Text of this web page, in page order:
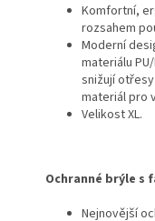
Komfortní,
rozsahem
Moderní
materiálu
snižují
materiál pro
Velikost XL.
Ochranné brýle s
Nejnovější